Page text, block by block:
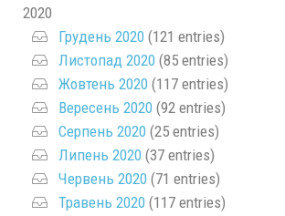
2020
Грудень 2020 (121 entries)
Листопад 2020 (85 entries)
Жовтень 2020 (117 entries)
Вересень 2020 (92 entries)
Серпень 2020 (25 entries)
Липень 2020 (37 entries)
Червень 2020 (71 entries)
Травень 2020 (117 entries)